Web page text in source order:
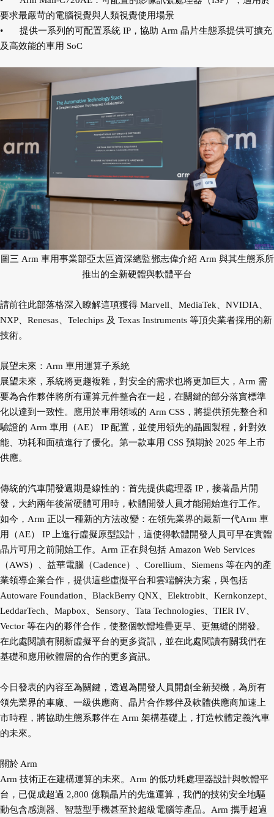
要求最嚴苛的電腦視覺與人類視覺使用場景
•
提供一系列的可配置系統 IP，協助 Arm 晶片生態系提供可擴充
及高效能的車用 SoC
圖三 Arm 車用事業部亞太區資深總監鄧志偉介紹 Arm 與其生態系所
推出的全新硬體與軟體平台
請前往此部落格深入瞭解這項獲得 Marvell、MediaTek、NVIDIA、
NXP、Renesas、Telechips 及 Texas Instruments 等頂尖業者採用的新
技術。
展望未來：Arm 車用運算子系統
展望未來，系統將更趨複雜，對安全的需求也將更加巨大，Arm 需
要為合作夥伴將所有運算元件整合在一起，在關鍵的部分落實標準
化以達到一致性。應用於車用領域的 Arm CSS，將提供預先整合和
驗證的 Arm 車用（AE） IP 配置，並使用領先的晶圓製程，針對效
能、功耗和面積進行了優化。第一款車用 CSS 預期於 2025 年上市
供應。
傳統的汽車開發週期是線性的：首先提供處理器 IP，接著晶片開
發，大約兩年後當硬體可用時，軟體開發人員才能開始進行工作。
如今，Arm 正以一種新的方法改變：在領先業界的最新一代Arm 車
用（AE） IP 上進行虛擬原型設計，這使得軟體開發人員可早在實體
晶片可用之前開始工作。Arm 正在與包括 Amazon Web Services
（AWS）、益華電腦（Cadence）、Corellium、Siemens 等在內的產
業領導企業合作，提供這些虛擬平台和雲端解決方案，與包括
Autoware Foundation、BlackBerry QNX、Elektrobit、Kernkonzept、
LeddarTech、Mapbox、Sensory、Tata Technologies、TIER IV、
Vector 等在內的夥伴合作，使整個軟體堆疊更早、更無縫的開發。
在此處閱讀有關新虛擬平台的更多資訊，並在此處閱讀有關我們在
基礎和應用軟體層的合作的更多資訊。
今日發表的內容至為關鍵，透過為開發人員開創全新契機，為所有
領先業界的車廠、一級供應商、晶片合作夥伴及軟體供應商加速上
市時程，將協助生態系夥伴在 Arm 架構基礎上，打造軟體定義汽車
的未來。
關於 Arm
Arm 技術正在建構運算的未來。Arm 的低功耗處理器設計與軟體平
台，已促成超過 2,800 億顆晶片的先進運算，我們的技術安全地驅
動包含感測器、智慧型手機甚至於超級電腦等產品。Arm 攜手超過